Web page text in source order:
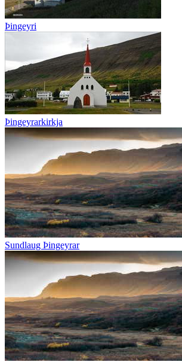
Þingeyri
Þingeyrarkirkja
Sundlaug Þingeyrar